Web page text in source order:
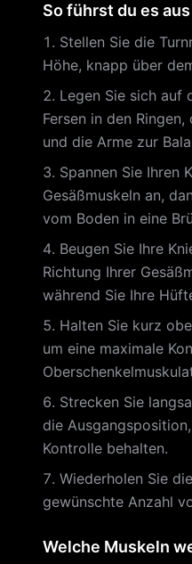
So führst du es aus
Stellen Sie die
Höhe, knapp über
Legen Sie sich auf
Fersen in den
und die Arme zur
Spannen Sie Ihren
Gesäßmuskeln an,
vom Boden in eine
Beugen Sie Ihre
Richtung Ihrer
während Sie Ihre
Halten Sie kurz
um eine maximale
Strecken Sie
die
Kontrolle behalten.
Wiederholen Sie
gewünschte Anzahl
Welche Muskeln